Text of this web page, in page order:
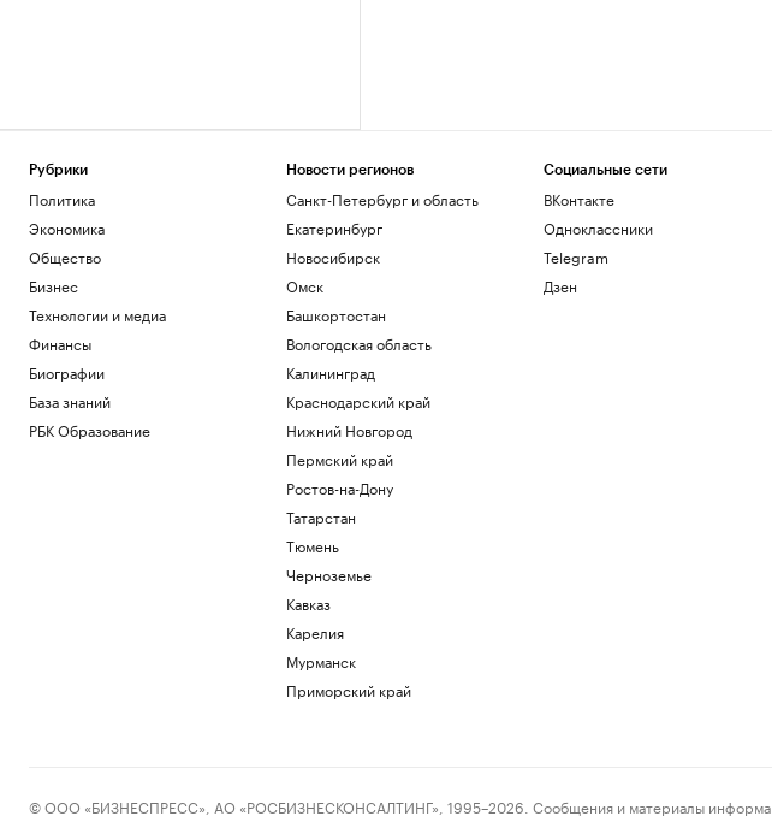
Рубрики
Политика
Экономика
Общество
Бизнес
Технологии и медиа
Финансы
Биографии
База знаний
РБК Образование
Новости регионов
Санкт-Петербург и область
Екатеринбург
Новосибирск
Омск
Башкортостан
Вологодская область
Калининград
Краснодарский край
Нижний Новгород
Пермский край
Ростов-на-Дону
Татарстан
Тюмень
Черноземье
Кавказ
Карелия
Мурманск
Приморский край
Социальные сети
ВКонтакте
Одноклассники
Telegram
Дзен
© ООО «БИЗНЕСПРЕСС», АО «РОСБИЗНЕСКОНСАЛТИНГ», 1995–2026. Сообщения и материалы